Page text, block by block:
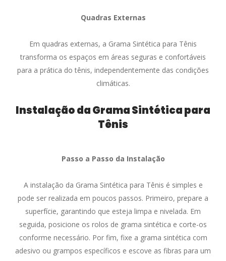
Quadras Externas
Em quadras externas, a Grama Sintética para Tênis
transforma os espaços em áreas seguras e confortáveis
para a prática do tênis, independentemente das condições
climáticas.
Instalação da Grama Sintética para
Tênis
Passo a Passo da Instalação
A instalação da Grama Sintética para Tênis é simples e
pode ser realizada em poucos passos. Primeiro, prepare a
superfície, garantindo que esteja limpa e nivelada. Em
seguida, posicione os rolos de grama sintética e corte-os
conforme necessário. Por fim, fixe a grama sintética com
adesivo ou grampos específicos e escove as fibras para um